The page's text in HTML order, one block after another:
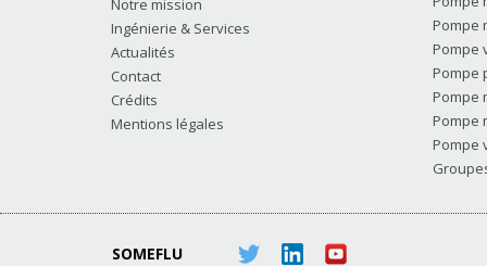
Notre mission
Ingénierie & Services
Actualités
Contact
Crédits
Mentions légales
Pompe
Pompe
Pompe
Pompe
Pompe
Pompe
SOMEFLU